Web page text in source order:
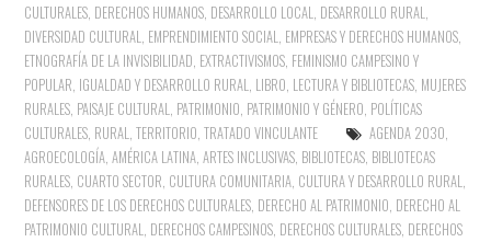
CULTURALES, DERECHOS HUMANOS, DESARROLLO LOCAL, DESARROLLO RURAL,
DIVERSIDAD CULTURAL, EMPRENDIMIENTO SOCIAL, EMPRESAS Y DERECHOS HUMANOS,
ETNOGRAFÍA DE LA INVISIBILIDAD, EXTRACTIVISMOS, FEMINISMO CAMPESINO Y
POPULAR, IGUALDAD Y DESARROLLO RURAL, LIBRO, LECTURA Y BIBLIOTECAS, MUJERES
RURALES, PAISAJE CULTURAL, PATRIMONIO, PATRIMONIO Y GÉNERO, POLÍTICAS
CULTURALES, RURAL,TERRITORIO,TRATADO VINCULANTE AGENDA 2030,
AGROECOLOGÍA,AMÉRICA LATINA,ARTES INCLUSIVAS, BIBLIOTECAS, BIBLIOTECAS
RURALES, CUARTO SECTOR, CULTURA COMUNITARIA, CULTURA Y DESARROLLO RURAL,
DEFENSORES DE LOS DERECHOS CULTURALES, DERECHO AL PATRIMONIO, DERECHO AL
PATRIMONIO CULTURAL, DERECHOS CAMPESINOS, DERECHOS CULTURALES, DERECHOS